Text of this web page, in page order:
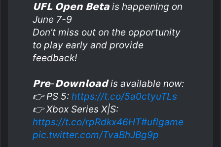
𝗨𝗙𝗟 𝗢𝗽𝗲𝗻 𝗕𝗲𝘁𝗮 is happening on
June 7-9
Don't miss out on the opportunity
to play early and provide
feedback!
𝗣𝗿𝗲-𝗗𝗼𝘄𝗻𝗹𝗼𝗮𝗱 is available now:
👉 PS 5: https://t.co/5a0ctyuTLs
👉 Xbox Series X|S:
https://t.co/rpRdkx46HT#uflgame
pic.twitter.com/TvaBhJBg9p